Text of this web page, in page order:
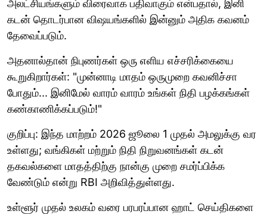
அலட்சியங்களும் விரைவாக பதிவாகும் என்பதால், இனி
கடன் தொடர்பான விஷயங்களில் இன்னும் அதிக கவனம்
தேவைப்படும்.
அதனால்தான் நிபுணர்கள் ஒரு எளிய எச்சரிக்கையை
கூறுகிறார்கள்: "முன்னாடி மாதம் ஒருமுறை கவனிச்சா
போதும்... இனிமேல் வாரம் வாரம் உங்கள் நிதி பழக்கங்கள்
கண்காணிக்கப்படும்!"
குறிப்பு: இந்த மாற்றம் 2026 ஜூலை 1 முதல் அமலுக்கு வர
உள்ளது; வங்கிகள் மற்றும் நிதி நிறுவனங்கள் கடன்
தகவல்களை மாதத்திற்கு நான்கு முறை சமர்ப்பிக்க
வேண்டும் என்று RBI அறிவித்துள்ளது.
உள்ளூர் முதல் உலகம் வரை பரபரப்பான ஹாட் செய்திகளை